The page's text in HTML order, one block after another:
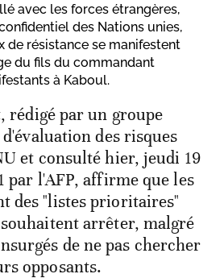
avec les forces étrangères,
des Nations unies,
de résistance se manifestent
du fils du commandant
à Kaboul.
rédigé par un groupe
des risques
et consulté hier, jeudi 19
par l'AFP, affirme que les
des "listes prioritaires"
arrêter, malgré
de ne pas chercher
opposants.